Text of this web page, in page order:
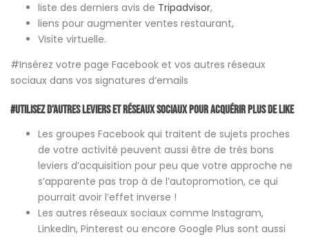
liste des derniers avis de Tripadvisor,
liens pour augmenter ventes restaurant,
Visite virtuelle.
#Insérez votre page Facebook et vos autres réseaux
sociaux dans vos signatures d’emails
#Utilisez d’autres leviers et réseaux sociaux pour acquérir plus de like
Les groupes Facebook qui traitent de sujets proches
de votre activité peuvent aussi être de très bons
leviers d’acquisition pour peu que votre approche ne
s’apparente pas trop à de l’autopromotion, ce qui
pourrait avoir l’effet inverse !
Les autres réseaux sociaux comme Instagram,
LinkedIn, Pinterest ou encore Google Plus sont aussi